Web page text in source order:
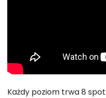
Każdy poziom trwa 8